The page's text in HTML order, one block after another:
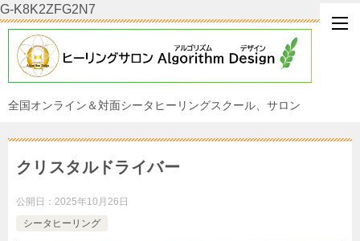
G-K8K2ZFG2N7
全国オンライン＆対面シータヒーリングスクール、サロン
クリスタルドライバー
公開日： 2025年10月26日
シータヒーリング